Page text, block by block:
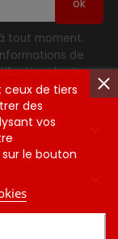
tout moment.
de
du site.
ceux de tiers
des
vos
le bouton